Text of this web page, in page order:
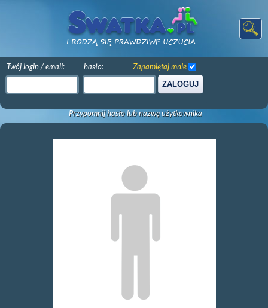
Twój login / email: hasło:
ZALOGUJ
Zapamiętaj mnie
Przypomnij hasło lub nazwę użytkownika